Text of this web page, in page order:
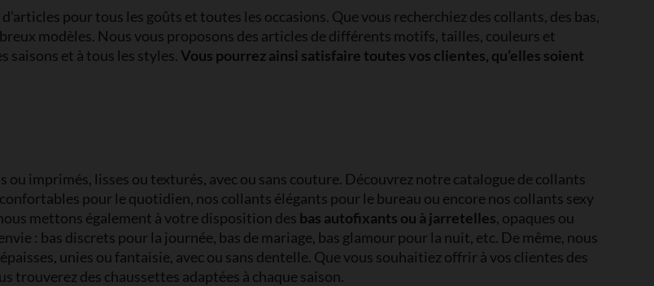
pour tous les goûts et toutes les occasions. Que vous recherchiez des collants, des bas,
modèles. Nous vous proposons des articles de différents motifs, tailles, couleurs et
saisons et à tous les styles.Vous pourrez ainsi satisfaire toutes vos clientes, qu’elles soient
ou imprimés, lisses ou texturés, avec ou sans couture. Découvrez notre catalogue de collants
pour le quotidien, nos collants élégants pour le bureau ou encore nos collants sexy
mettons également à votre disposition des bas autofixants ou à jarretelles, opaques ou
: bas discrets pour la journée, bas de mariage, bas glamour pour la nuit, etc. De même, nous
unies ou fantaisie, avec ou sans dentelle. Que vous souhaitiez offrir à vos clientes des
trouverez des chaussettes adaptées à chaque saison.